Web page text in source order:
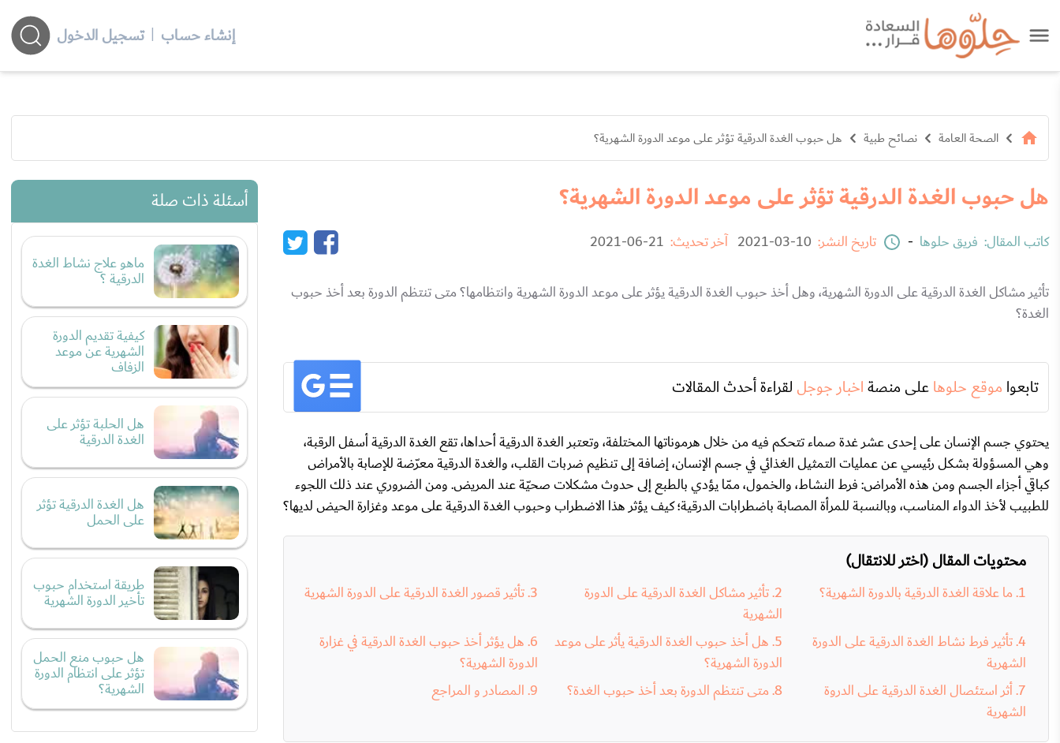
إنشاء حساب | تسجيل الدخول
الصحة العامة نصائح طبية هل حبوب الغدة الدرقية تؤثر على موعد الدورة الشهرية؟
هل حبوب الغدة الدرقية تؤثر على موعد الدورة الشهرية؟
كاتب المقال: فريق حلوها - تاريخ النشر: 10-03-2021 آخر تحديث: 21-06-2021
تأثير مشاكل الغدة الدرقية على الدورة الشهرية، وهل أخذ حبوب الغدة الدرقية يؤثر على موعد الدورة الشهرية وانتظامها؟ متى تنتظم الدورة بعد أخذ حبوب
الغدة؟
تابعوا موقع حلوهاعلى منصةاخبار جوجل لقراءة أحدث المقالات
يحتوي جسم الإنسان على إحدى عشر غدة صماء تتحكم فيه من خلال هرموناتها المختلفة، وتعتبر الغدة الدرقية أحداها، تقع الغدة الدرقية أسفل الرقبة،
وهي المسؤولة بشكل رئيسي عن عمليات التمثيل الغذائي في جسم الإنسان، إضافة إلى تنظيم ضربات القلب، والغدة الدرقية معرّضة للإصابة بالأمراض
كباقي أجزاء الجسم ومن هذه الأمراض: فرط النشاط، والخمول، ممّا يؤدي بالطبع إلى حدوث مشكلات صحيّة عند المريض. ومن الضروري عند ذلك اللجوء
للطبيب لأخذ الدواء المناسب، وبالنسبة للمرأة المصابة باضطرابات الدرقية؛ كيف يؤثر هذا الاضطراب وحبوب الغدة الدرقية على موعد وغزارة الحيض لديها؟
محتويات المقال (اختر للانتقال)
ما علاقة الغدة الدرقية بالدورة الشهرية؟
تأثير مشاكل الغدة الدرقية على الدورة
الشهرية
تأثير قصور الغدة الدرقية على الدورة الشهرية
تأثير فرط نشاط الغدة الدرقية على الدورة
الشهرية
هل أخذ حبوب الغدة الدرقية يأثر على موعد
الدورة الشهرية؟
هل يؤثر أخذ حبوب الغدة الدرقية في غزارة
الدورة الشهرية؟
أثر استئصال الغدة الدرقية على الدروة
الشهرية
متى تنتظم الدورة بعد أخذ حبوب الغدة؟ المصادر و المراجع
أسئلة ذات صلة
ماهو علاج نشاط الغدة
الدرقية ؟
كيفية تقديم الدورة
الشهرية عن موعد
الزفاف
هل الحلبة تؤثر على
الغدة الدرقية
هل الغدة الدرقية تؤثر
على الحمل
طريقة استخدام حبوب
تأخير الدورة الشهرية
هل حبوب منع الحمل
تؤثر على انتظام الدورة
الشهرية؟